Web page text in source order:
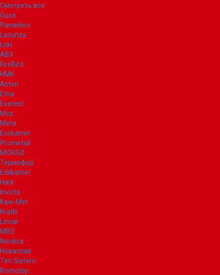
Смотреть все
Guca
Panadero
Lacunza
Loki
ABX
FireBird
НМК
Aston
Etna
Everest
Mcz
Meta
Ecokamin
Prometall
MORSØ
Термофор
Edilkamin
Hark
Invicta
Kaw-Met
Kratki
Lincar
MBS
Nordica
Новаслав
Tim Sistem
Romotop